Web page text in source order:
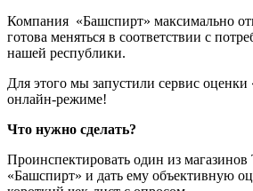
Компания «Башспирт» максимально
готова меняться в соответствии с
нашей республики.
Для этого мы запустили сервис оценки
онлайн-режиме!
Что нужно сделать?
Проинспектировать один из
«Башспирт» и дать ему объективную